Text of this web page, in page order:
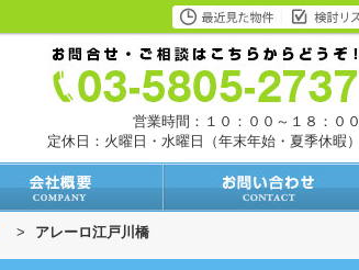
営業時間：１０：００～１８：００
定休日：火曜日・水曜日（年末年始・夏季休暇）
> アレーロ江戸川橋